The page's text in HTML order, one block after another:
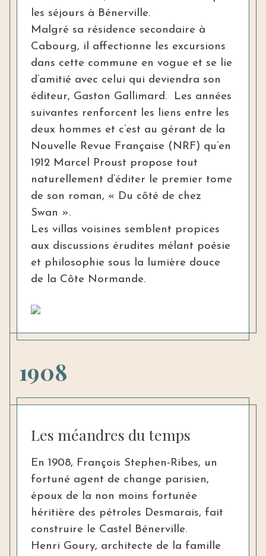
les séjours à Bénerville.
Malgré sa résidence secondaire à
Cabourg, il affectionne les excursions
dans cette commune en vogue et se lie
d’amitié avec celui qui deviendra son
éditeur, Gaston Gallimard. Les années
suivantes renforcent les liens entre les
deux hommes et c’est au gérant de la
Nouvelle Revue Française (NRF) qu’en
1912 Marcel Proust propose tout
naturellement d’éditer le premier tome
de son roman, « Du côté de chez
Swan ».
Les villas voisines semblent propices
aux discussions érudites mélant poésie
et philosophie sous la lumière douce
de la Côte Normande.
1908
Les méandres du temps
En 1908, François Stephen-Ribes, un
fortuné agent de change parisien,
époux de la non moins fortunée
héritière des pétroles Desmarais, fait
construire le Castel Bénerville.
Henri Goury, architecte de la famille